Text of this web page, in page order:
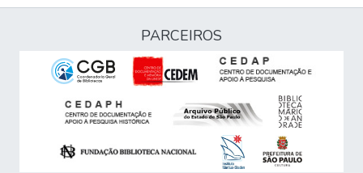
PARCEIROS